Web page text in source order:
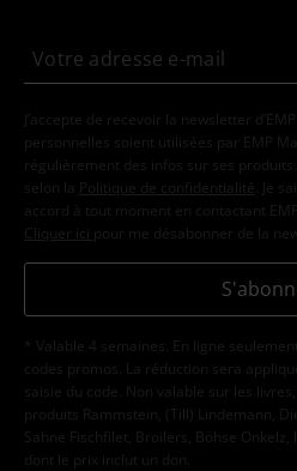
J’accepte de recevoir la newsletter
personnelles soient utilisées par EMP
régulièrement des infos sur ses
selon la
Politique de confidentialité . Je
accord à tout moment en contactant
Cliquer ici pour me désabonner de la
* Valable 4 semaines. En ligne
codes promos. La réduction sera
saisie du code. Non valable sur les
produits Rammstein, (Till) Lindemann,
Sahne Fischfilet, Broilers, Böhse
dont le prix inclut un don.